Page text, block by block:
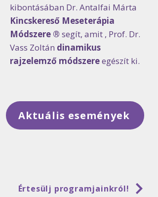
kibontásában Dr. Antalfai Márta
Kincskereső Meseterápia
Módszere ® segít, amit , Prof. Dr.
Vass Zoltán dinamikus
rajzelemző módszereegészít ki.
Aktuális események
Értesülj programjainkról!